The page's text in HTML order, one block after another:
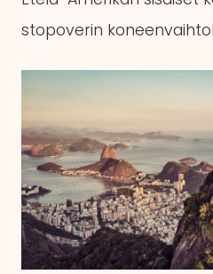
stopoverin